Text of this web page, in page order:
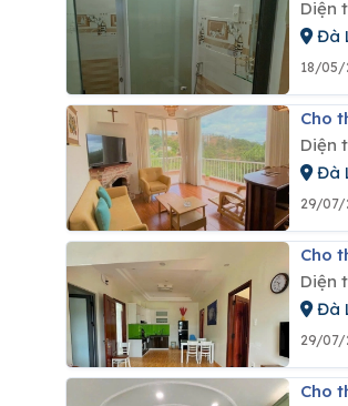
Diện
Đà
18/05/
Diện
Đà
29/07/
Diện
Đà
29/07/